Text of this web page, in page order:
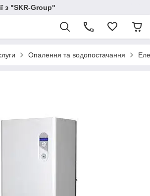
з "SKR-Group"
Опалення та водопостачання